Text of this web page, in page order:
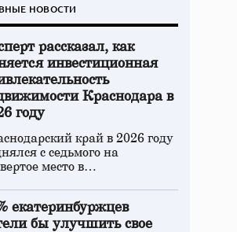
НОВОСТИ
рассказал, как
инвестиционная
Краснодара в
году
край в 2026 году
с седьмого на
место в…
екатеринбуржцев
бы улучшить свое